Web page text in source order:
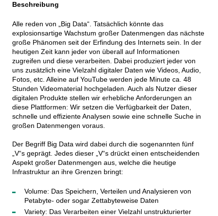
Beschreibung
Alle reden von „Big Data“. Tatsächlich könnte das
explosionsartige Wachstum großer Datenmengen das nächste
große Phänomen seit der Erfindung des Internets sein. In der
heutigen Zeit kann jeder von überall auf Informationen
zugreifen und diese verarbeiten. Dabei produziert jeder von
uns zusätzlich eine Vielzahl digitaler Daten wie Videos, Audio,
Fotos, etc. Alleine auf YouTube werden jede Minute ca. 48
Stunden Videomaterial hochgeladen. Auch als Nutzer dieser
digitalen Produkte stellen wir erhebliche Anforderungen an
diese Plattformen: Wir setzen die Verfügbarkeit der Daten,
schnelle und effiziente Analysen sowie eine schnelle Suche in
großen Datenmengen voraus.
Der Begriff Big Data wird dabei durch die sogenannten fünf
„V“s geprägt. Jedes dieser „V“s drückt einen entscheidenden
Aspekt großer Datenmengen aus, welche die heutige
Infrastruktur an ihre Grenzen bringt:
Volume: Das Speichern, Verteilen und Analysieren von
Petabyte- oder sogar Zettabyteweise Daten
Variety: Das Verarbeiten einer Vielzahl unstrukturierter